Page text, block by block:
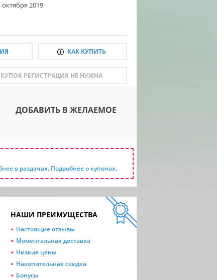
октября 2019
КАК КУПИТЬ
РЕГИСТРАЦИЯ НЕ НУЖНА
ДОБАВИТЬ В ЖЕЛАЕМОЕ
о раздачах. Подробнее о купонах.
НАШИ ПРЕИМУЩЕСТВА
Настоящие отзывы
Моментальная доставка
Низкие цены
Накопительная скидка
Бонусы